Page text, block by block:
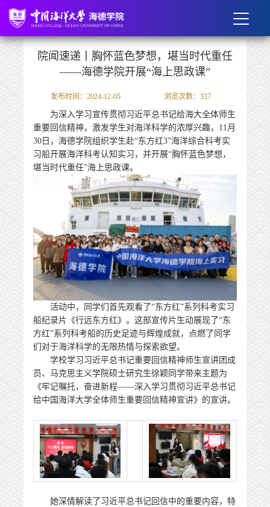
院闻速递丨胸怀蓝色梦想，堪当时代重任
——海德学院开展“海上思政课”
发布时间：2024-12-05 浏览次数： 337
为深入学习宣传贯彻习近平总书记给海大全体师生
重要回信精神，激发学生对海洋科学的浓厚兴趣，11月
30日，海德学院组织学生赴“东方红3”海洋综合科考实
习船开展海洋科考认知实习，并开展“胸怀蓝色梦想，
堪当时代重任”海上思政课。
活动中，同学们首先观看了“东方红”系列科考实习
船纪录片《行远东方红》。这部宣传片生动展现了“东
方红”系列科考船的历史足迹与辉煌成就，点燃了同学
们对于海洋科学的无限热情与探索欲望。
学校学习习近平总书记重要回信精神师生宣讲团成
员、马克思主义学院硕士研究生徐颖同学带来主题为
《牢记嘱托，奋进新程——深入学习贯彻习近平总书记
给中国海洋大学全体师生重要回信精神宣讲》的宣讲。
她深情解读了习近平总书记回信中的重要内容，特